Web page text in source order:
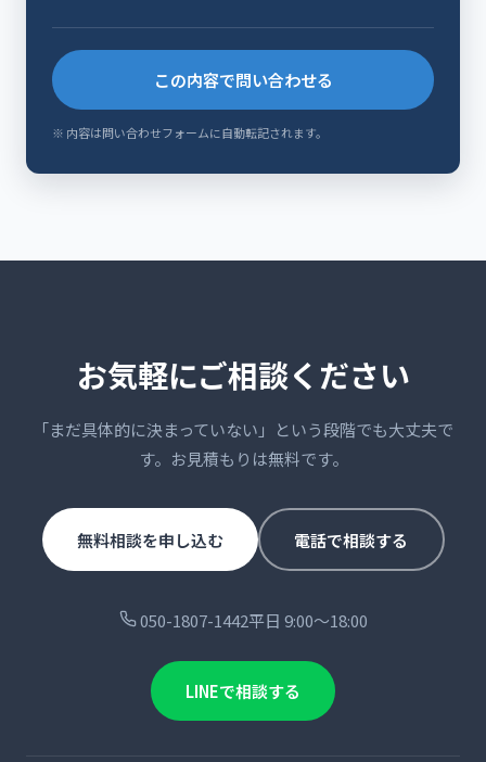
この内容で問い合わせる
※ 内容は問い合わせフォームに自動転記されます。
お気軽にご相談ください
「まだ具体的に決まっていない」という段階でも大丈夫で
す。お見積もりは無料です。
無料相談を申し込む 電話で相談する
050-1807-1442平日 9:00〜18:00
LINEで相談する